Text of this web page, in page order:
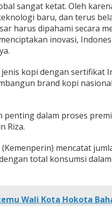
sangat ketat. Oleh
baru, dan terus
harus dipahami secara
inovasi,
kopi dengan sertifikat
brand kopi
penting dalam proses
Riza.
mencatat
total konsumsi
Wali Kota Hokota